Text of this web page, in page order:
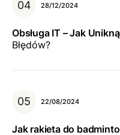
28/12/2024
Obsługa IT – Jak
Błędów?
22/08/2024
Jak rakieta do